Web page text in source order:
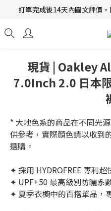
新會員招募中 | 即
訂單完成後14天內圖文評價
新會員招募中 | 即
現貨 | Oakley
7.0Inch 2.0 日本
* 大地色系的商品在不同光
供參考，實際顏色請以收到
選購。
✦ 採用 HYDROFREE 專利
✦ UPF+50 最高級別防曬系
✦ 夏季衣櫥中的百搭單品，